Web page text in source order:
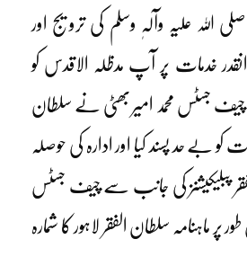
اللہ علیہ وآلہٖ وسلم کی ترویج اور
خدمات پر آپ مدظلہ الاقدس کو
چیف جسٹس محمد امیر بھٹی نے سلطان
کو بے حد پسند کیا اور ادارہ کی حوصلہ
پبلیکیشنز کی جانب سے چیف جسٹس
پر ماہنامہ سلطان الفقر لاہور کا شمارہ